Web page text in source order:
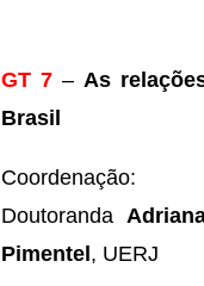
GT 7 – As
Brasil
Coordenação:
Doutoranda
Pimentel , UERJ